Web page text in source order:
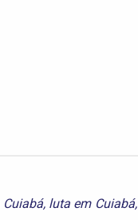
, luta em Cuiabá,